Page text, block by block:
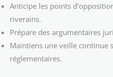
Anticipe les points
riverains.
Prépare des argumentaires
Maintiens une veille continue
réglementaires.